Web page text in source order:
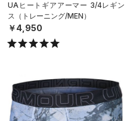
UAヒートギアアーマー 3/4レギン
ス（トレーニング/MEN）
￥4,950